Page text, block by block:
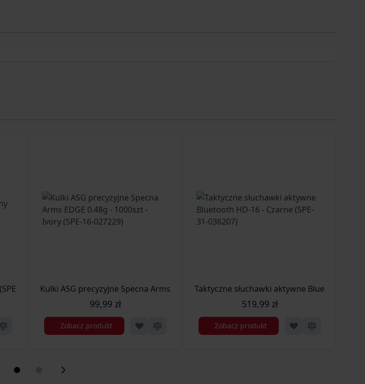
31-036195)Kulki ASG precyzyjne Specna Arms EDGE 0.48g - 1000szt - Ivory (SPE-16-027229)
99,99 zł
Zobacz produkt
519,99 zł
Zobacz produkt